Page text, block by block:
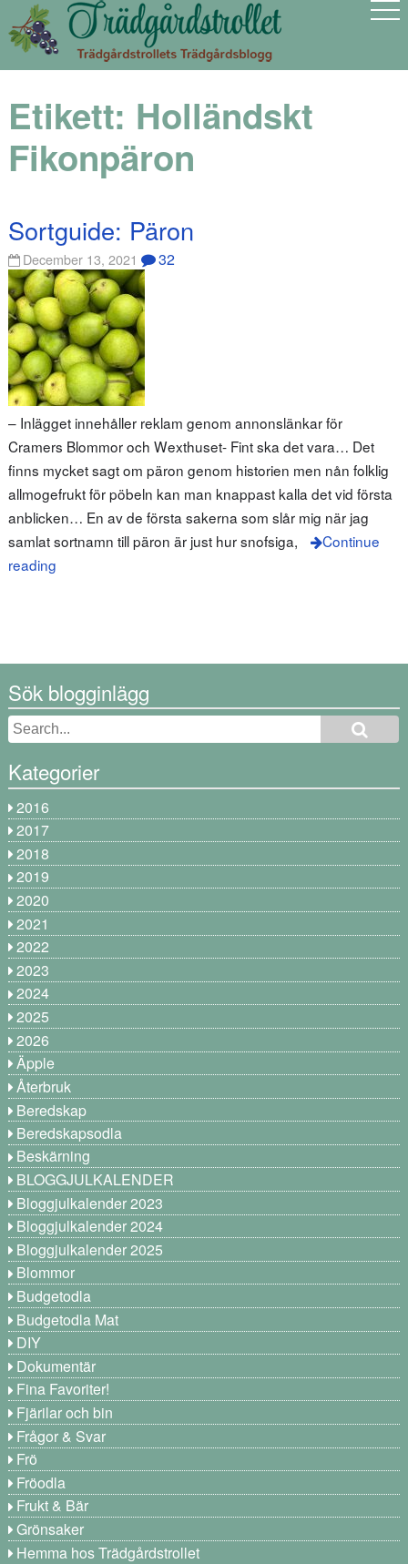
Etikett: Holländskt
Fikonpäron
Sortguide: Päron
December 13, 2021 32
– Inlägget innehåller reklam genom annonslänkar för
Cramers Blommor och Wexthuset- Fint ska det vara… Det
finns mycket sagt om päron genom historien men nån folklig
allmogefrukt för pöbeln kan man knappast kalla det vid första
anblicken… En av de första sakerna som slår mig när jag
samlat sortnamn till päron är just hur snofsiga,
Continue
reading
Sök blogginlägg
Kategorier
2016
2017
2018
2019
2020
2021
2022
2023
2024
2025
2026
Äpple
Återbruk
Beredskap
Beredskapsodla
Beskärning
BLOGGJULKALENDER
Bloggjulkalender 2023
Bloggjulkalender 2024
Bloggjulkalender 2025
Blommor
Budgetodla
Budgetodla Mat
DIY
Dokumentär
Fina Favoriter!
Fjärilar och bin
Frågor & Svar
Frö
Fröodla
Frukt & Bär
Grönsaker
Hemma hos Trädgårdstrollet